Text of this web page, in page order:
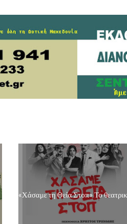
«Χάσαμε τη Θεία Στοπ» Το